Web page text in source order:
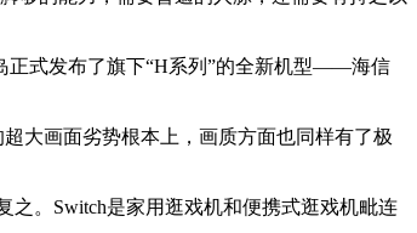
正式发布了旗下“H系列”的全新机型——海信
大画面劣势根本上，画质方面也同样有了极
。Switch是家用逛戏机和便携式逛戏机毗连